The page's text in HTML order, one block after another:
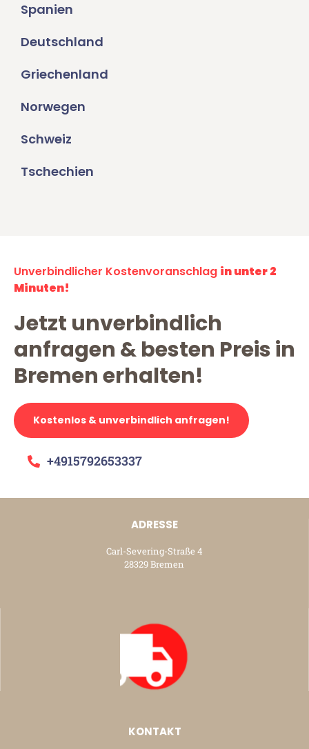
Spanien
Deutschland
Griechenland
Norwegen
Schweiz
Tschechien
Unverbindlicher Kostenvoranschlag in unter 2
Minuten!
Jetzt unverbindlich
anfragen & besten Preis in
Bremen erhalten!
Kostenlos & unverbindlich anfragen!
+4915792653337
ADRESSE
Carl-Severing-Straße 4
28329 Bremen
KONTAKT